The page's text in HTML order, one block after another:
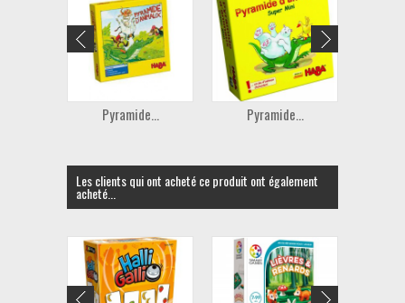
Pyramide... Pyramide...
Les clients qui ont acheté ce produit ont également
acheté...